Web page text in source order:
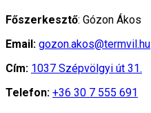
Főszerkesztő: Gózon Ákos
Email: gozon.akos@termvil.hu
Cím: 1037 Szépvölgyi út 31.
Telefon: +36 30 7 555 691